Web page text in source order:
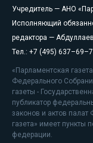
Учредитель — АНО
Исполняющий
редактора —
Тел.: +7 (495)
«Парламентская
Федерального
газеты -
публикатор
законов и актов
газета» имеет пункты
федерации.